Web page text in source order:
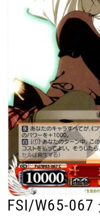
FSI/W65-